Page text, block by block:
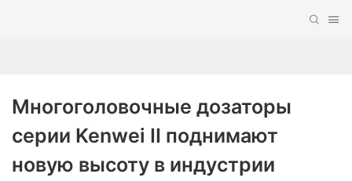
Многоголовочные дозаторы
серии Kenwei II поднимают
новую высоту в индустрии